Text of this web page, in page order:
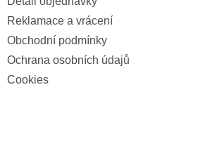
Reklamace a vrácení
Obchodní podmínky
Ochrana osobních údajů
Cookies